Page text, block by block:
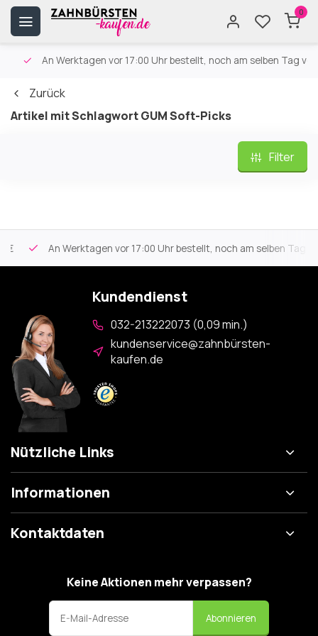
0
An Werktagen vor 17:00 Uhr bestellt, noch am selben Tag
Zurück
Artikel mit Schlagwort GUM Soft-Picks
Filter
An Werktagen vor 17:00 Uhr bestellt, noch am selben Tag
Kundendienst
032-213222073 (0,09 min.)
kundenservice@zahnbürsten-
kaufen.de
Nützliche Links
Informationen
Kontaktdaten
Keine Aktionen mehr verpassen?
Abonnieren